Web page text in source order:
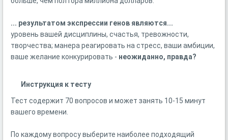
... результатом экспрессии генов являются...
уровень вашей дисциплины, счастья, тревожности,
творчества; манера реагировать на стресс, ваши амбиции,
ваше желание конкурировать - неожиданно, правда?
Инструкция к тесту
Тест содержит 70 вопросов и может занять 10-15 минут
вашего времени.
По каждому вопросу выберите наиболее подходящий